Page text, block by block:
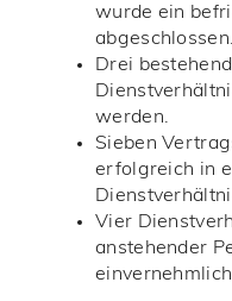
wurde ein
abgeschlossen.
Drei
werden.
Sieben
erfolgreich in
Vier
anstehender